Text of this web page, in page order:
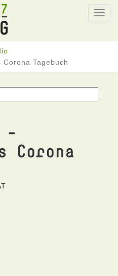
Tagebuch
-
Corona